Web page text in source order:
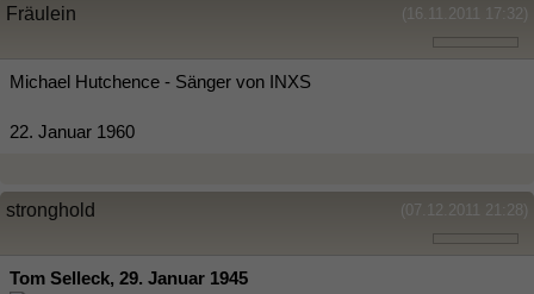
(16.11.2011 17:32)
Fräulein
Michael Hutchence - Sänger von INXS
22. Januar 1960
(07.12.2011 21:28)
stronghold
Tom Selleck, 29. Januar 1945